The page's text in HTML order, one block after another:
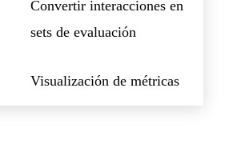
Convertir interacciones en
sets de evaluación
Visualización de métricas